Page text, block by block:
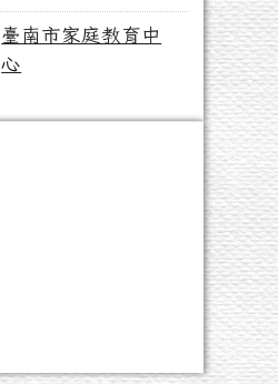
臺南市家庭教育中
心